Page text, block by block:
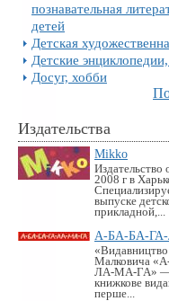
познавательная
детей
Детская
Детские
Досуг, хобби
Издательства
Mikko
Издательство
2008 г в
выпуске
прикладной,...
А-БА-БА-
«Видавництво
Малковича
ЛА-МА-ГА» —
книжкове
перше...